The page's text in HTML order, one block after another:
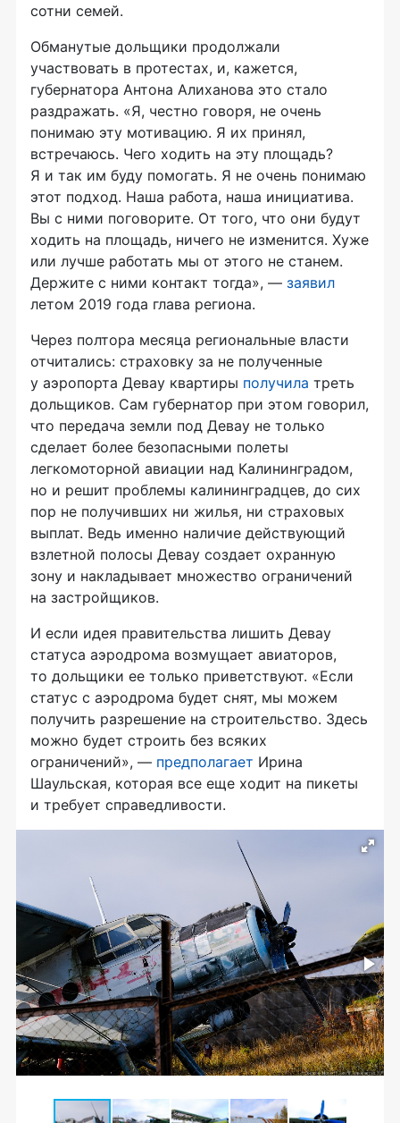
сотни семей.
Обманутые дольщики продолжали
участвовать в протестах, и, кажется,
губернатора Антона Алиханова это стало
раздражать. «Я, честно говоря, не очень
понимаю эту мотивацию. Я их принял,
встречаюсь. Чего ходить на эту площадь?
Я и так им буду помогать. Я не очень понимаю
этот подход. Наша работа, наша инициатива.
Вы с ними поговорите. От того, что они будут
ходить на площадь, ничего не изменится. Хуже
или лучше работать мы от этого не станем.
Держите с ними контакт тогда», — заявил
летом 2019 года глава региона.
Через полтора месяца региональные власти
отчитались: страховку за не полученные
у аэропорта Девау квартиры получила треть
дольщиков. Сам губернатор при этом говорил,
что передача земли под Девау не только
сделает более безопасными полеты
легкомоторной авиации над Калининградом,
но и решит проблемы калининградцев, до сих
пор не получивших ни жилья, ни страховых
выплат. Ведь именно наличие действующий
взлетной полосы Девау создает охранную
зону и накладывает множество ограничений
на застройщиков.
И если идея правительства лишить Девау
статуса аэродрома возмущает авиаторов,
то дольщики ее только приветствуют. «Если
статус с аэродрома будет снят, мы можем
получить разрешение на строительство. Здесь
можно будет строить без всяких
ограничений», — предполагает Ирина
Шаульская, которая все еще ходит на пикеты
и требует справедливости.